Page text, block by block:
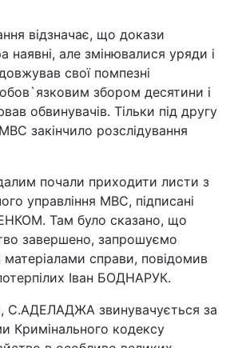
відзначає, що докази
наявні, але змінювалися уряди і
свої помпезні
збором десятини і
обвинувачів. Тільки під другу
закінчило розслідування
почали приходити листи з
управління МВС, підписані
Там було сказано, що
завершено, запрошуємо
справи, повідомив
Іван БОДНАРУК.
С.АДЕЛАДЖА звинувачується за
Кримінального кодексу